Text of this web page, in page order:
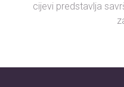
cijevi predstavlja